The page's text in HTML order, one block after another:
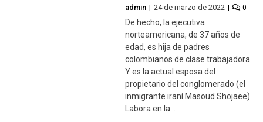
admin 24 de marzo de 2022 0
De hecho, la ejecutiva
norteamericana, de 37 años de
edad, es hija de padres
colombianos de clase trabajadora.
Y es la actual esposa del
propietario del conglomerado (el
inmigrante iraní Masoud Shojaee).
Labora en la…